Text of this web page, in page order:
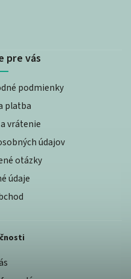
pre vás
podmienky
platba
vrátenie
údajov
otázky
údaje